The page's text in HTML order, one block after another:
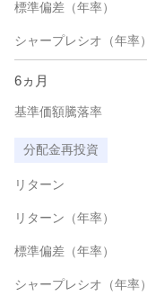
標準偏差（年率）
シャープレシオ（年率）
6ヵ月
基準価額騰落率
分配金再投資
リターン
リターン（年率）
標準偏差（年率）
シャープレシオ（年率）